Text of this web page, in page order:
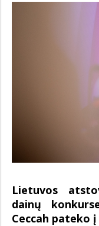
Lietuvos
dainų
Ceccah pateko